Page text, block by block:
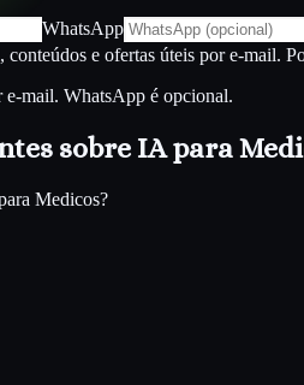
WhatsApp
conteúdos e ofertas úteis por e-mail.
mail. WhatsApp é opcional.
sobre IA para
Medicos?